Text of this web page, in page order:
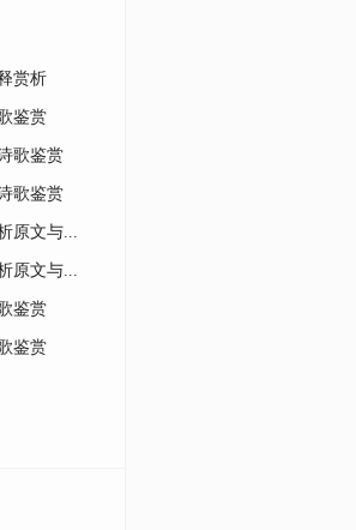
赏析
鉴赏
歌鉴赏
歌鉴赏
原文与...
原文与...
鉴赏
鉴赏